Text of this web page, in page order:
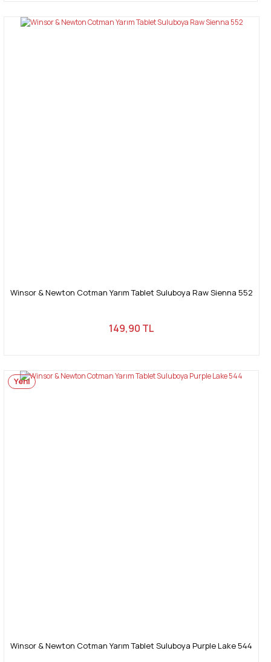
Winsor & Newton Cotman Yarım Tablet Suluboya Raw Sienna 552
149,90 TL
Yeni
Winsor & Newton Cotman Yarım Tablet Suluboya Purple Lake 544